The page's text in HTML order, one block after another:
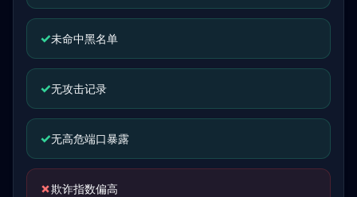
✓未命中黑名单
✓无攻击记录
✓无高危端口暴露
✗欺诈指数偏高